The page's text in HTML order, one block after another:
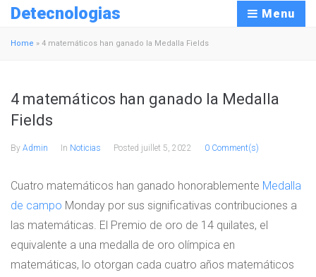
Detecnologias Menu
Home » 4 matemáticos han ganado la Medalla Fields
4 matemáticos han ganado la Medalla
Fields
By Admin In Noticias Posted juillet 5, 2022 0 Comment(s)
Cuatro matemáticos han ganado honorablemente Medalla
de campo Monday por sus significativas contribuciones a
las matemáticas. El Premio de oro de 14 quilates, el
equivalente a una medalla de oro olímpica en
matemáticas, lo otorgan cada cuatro años matemáticos